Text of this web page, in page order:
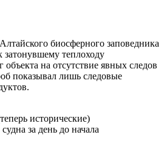
биосферного заповедника
затонувшему теплоходу
на отсутствие явных следов
показывал лишь следовые
исторические)
за день до начала